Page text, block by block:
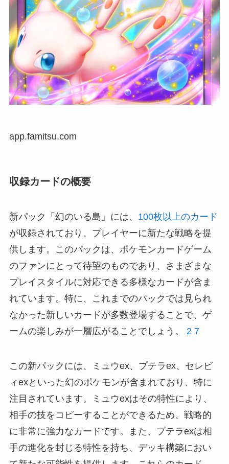
app.famitsu.com
収録カードの概要
新パック「幻のいる島」には、 100枚以上のカード
が収録されており、プレイヤーに新たな戦略を提
供します。このパックは、ポケモンカードゲーム
のファンにとって待望のものであり、さまざまな
プレイスタイルに対応できる多様なカードが含ま
れています。特に、これまでのパックでは見られ
なかった新しいカードが多数登場することで、ゲ
ームの楽しみが一層広がることでしょう。 2 7
この新パックには、ミュウex、プテラex、セレビ
ィexといった幻のポケモンが含まれており、特に
注目されています。ミュウexはその特性により、
相手の技をコピーすることができるため、戦略的
に非常に強力なカードです。また、プテラexは相
手の進化を封じる特性を持ち、デッキ構築におい